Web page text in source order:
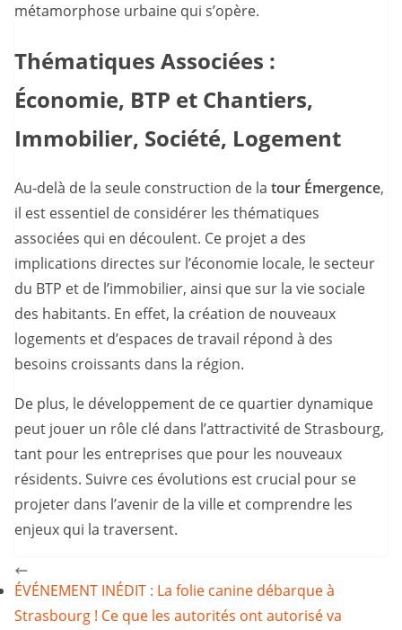
métamorphose urbaine qui s’opère.
Thématiques Associées :
Économie, BTP et Chantiers,
Immobilier, Société, Logement
Au-delà de la seule construction de la tour Émergence,
il est essentiel de considérer les thématiques
associées qui en découlent. Ce projet a des
implications directes sur l’économie locale, le secteur
du BTP et de l’immobilier, ainsi que sur la vie sociale
des habitants. En effet, la création de nouveaux
logements et d’espaces de travail répond à des
besoins croissants dans la région.
De plus, le développement de ce quartier dynamique
peut jouer un rôle clé dans l’attractivité de Strasbourg,
tant pour les entreprises que pour les nouveaux
résidents. Suivre ces évolutions est crucial pour se
projeter dans l’avenir de la ville et comprendre les
enjeux qui la traversent.
ÉVÉNEMENT INÉDIT : La folie canine débarque à
Strasbourg ! Ce que les autorités ont autorisé va